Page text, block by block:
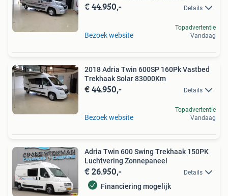
€ 44.950,- Details
Bezoek website
Topadvertentie
Vandaag
2018 Adria Twin 600SP 160Pk Vastbed
Trekhaak Solar 83000Km
€ 44.950,- Details
Bezoek website
Topadvertentie
Vandaag
Adria Twin 600 Swing Trekhaak 150PK
Luchtvering Zonnepaneel
€ 26.950,- Details
Financiering mogelijk